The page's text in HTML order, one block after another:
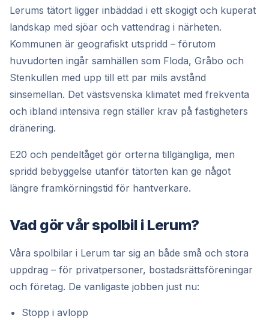
Lerums tätort ligger inbäddad i ett skogigt och kuperat
landskap med sjöar och vattendrag i närheten.
Kommunen är geografiskt utspridd – förutom
huvudorten ingår samhällen som Floda, Gråbo och
Stenkullen med upp till ett par mils avstånd
sinsemellan. Det västsvenska klimatet med frekventa
och ibland intensiva regn ställer krav på fastigheters
dränering.
E20 och pendeltåget gör orterna tillgängliga, men
spridd bebyggelse utanför tätorten kan ge något
längre framkörningstid för hantverkare.
Vad gör vår spolbil i Lerum?
Våra spolbilar i Lerum tar sig an både små och stora
uppdrag – för privatpersoner, bostadsrättsföreningar
och företag. De vanligaste jobben just nu:
Stopp i avlopp